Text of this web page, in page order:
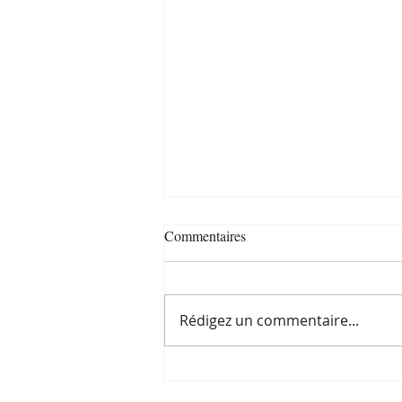
Commentaires
Rédigez un commentaire...